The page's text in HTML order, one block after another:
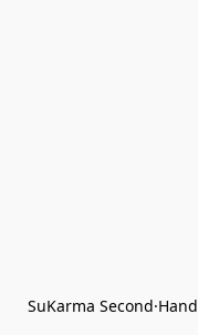
SuKarma Second·Hand